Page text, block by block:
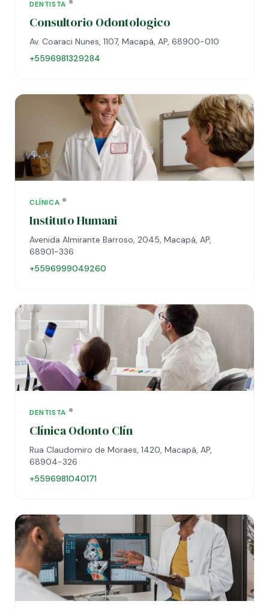
DENTISTA
Consultorio Odontologico
Av. Coaraci Nunes, 1107, Macapá, AP, 68900-010
+5596981329284
CLÍNICA
Instituto Humani
Avenida Almirante Barroso, 2045, Macapá, AP,
68901-336
+5596999049260
DENTISTA
Clínica Odonto Clín
Rua Claudomiro de Moraes, 1420, Macapá, AP,
68904-326
+5596981040171